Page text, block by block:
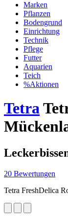
Marken
Pflanzen
Bodengrund
Einrichtung
Technik
Pflege
Futter
Aquarien
Teich
%Aktionen
Tetra
20 Bewertungen
Tetra FreshDelica